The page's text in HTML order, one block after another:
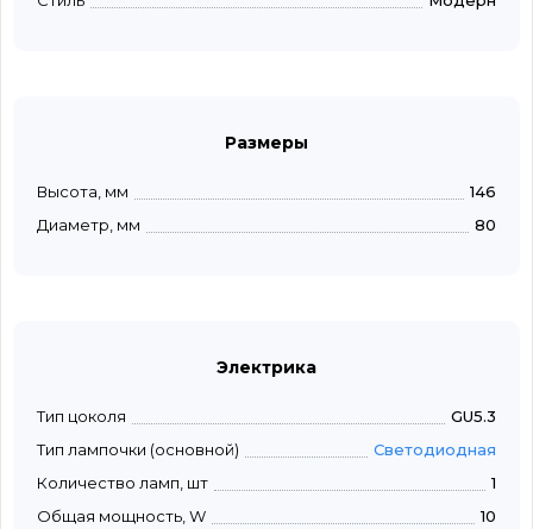
Размеры
Высота, мм
146
Диаметр, мм
80
Электрика
Тип цоколя
GU5.3
Тип лампочки (основной)
Светодиодная
Количество ламп, шт
1
Общая мощность, W
10